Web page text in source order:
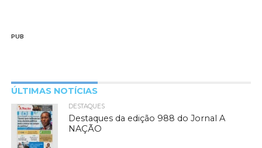
PUB
ÚLTIMAS NOTÍCIAS
DESTAQUES
Destaques da edição 988 do Jornal A
NAÇÃO